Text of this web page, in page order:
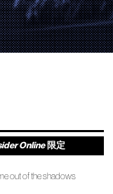
Online 限定
out of the shadows